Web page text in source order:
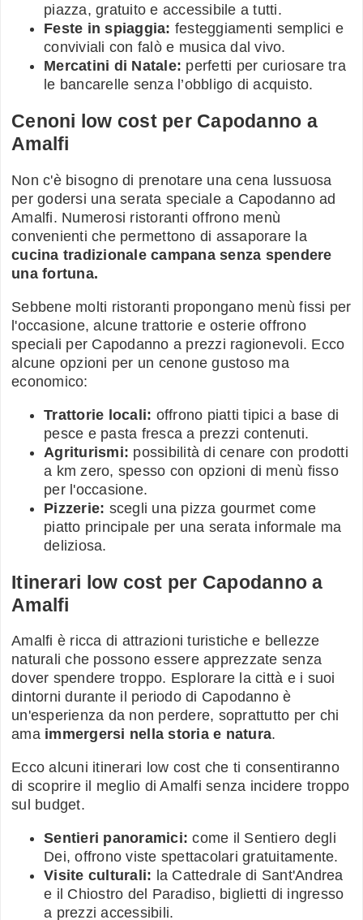
piazza, gratuito e accessibile a tutti.
Feste in spiaggia: festeggiamenti semplici e
conviviali con falò e musica dal vivo.
Mercatini di Natale: perfetti per curiosare tra
le bancarelle senza l’obbligo di acquisto.
Cenoni low cost per Capodanno a
Amalfi
Non c'è bisogno di prenotare una cena lussuosa
per godersi una serata speciale a Capodanno ad
Amalfi. Numerosi ristoranti offrono menù
convenienti che permettono di assaporare la
cucina tradizionale campana senza spendere
una fortuna.
Sebbene molti ristoranti propongano menù fissi per
l'occasione, alcune trattorie e osterie offrono
speciali per Capodanno a prezzi ragionevoli. Ecco
alcune opzioni per un cenone gustoso ma
economico:
Trattorie locali: offrono piatti tipici a base di
pesce e pasta fresca a prezzi contenuti.
Agriturismi: possibilità di cenare con prodotti
a km zero, spesso con opzioni di menù fisso
per l'occasione.
Pizzerie: scegli una pizza gourmet come
piatto principale per una serata informale ma
deliziosa.
Itinerari low cost per Capodanno a
Amalfi
Amalfi è ricca di attrazioni turistiche e bellezze
naturali che possono essere apprezzate senza
dover spendere troppo. Esplorare la città e i suoi
dintorni durante il periodo di Capodanno è
un'esperienza da non perdere, soprattutto per chi
ama immergersi nella storia e natura.
Ecco alcuni itinerari low cost che ti consentiranno
di scoprire il meglio di Amalfi senza incidere troppo
sul budget.
Sentieri panoramici: come il Sentiero degli
Dei, offrono viste spettacolari gratuitamente.
Visite culturali: la Cattedrale di Sant'Andrea
e il Chiostro del Paradiso, biglietti di ingresso
a prezzi accessibili.